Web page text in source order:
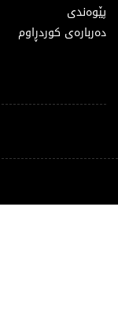
پێوەندی
دەربارەی کوردڕاوم